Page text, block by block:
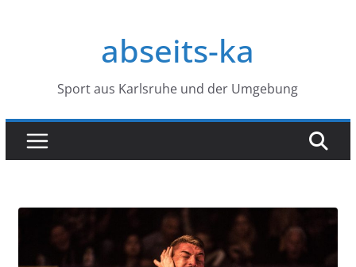
abseits-ka
Sport aus Karlsruhe und der Umgebung